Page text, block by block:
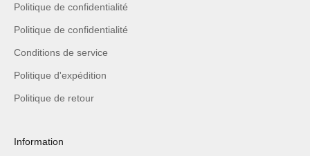
Politique de confidentialité
Politique de confidentialité
Conditions de service
Politique d'expédition
Politique de retour
Information